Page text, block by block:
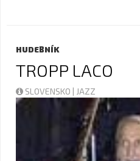
HUDEBNÍK
TROPP LACO
SLOVENSKO | JAZZ